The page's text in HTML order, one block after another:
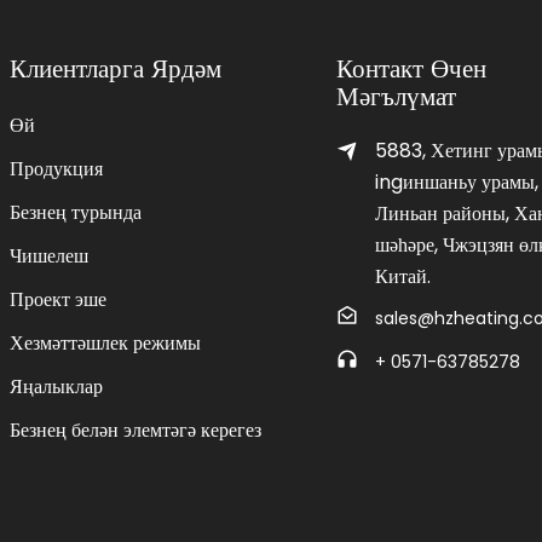
Клиентларга Ярдәм
Өй
Продукция
Безнең турында
Чишелеш
Проект эше
Хезмәттәшлек режимы
Яңалыклар
Безнең белән элемтәгә керегез
Контакт Өчен
Мәгълүмат
5883, Хетинг
ingиншаньу урамы,
Линьан районы,
шәһәре, Чжэцзян
Китай.
+ 0571-63785278